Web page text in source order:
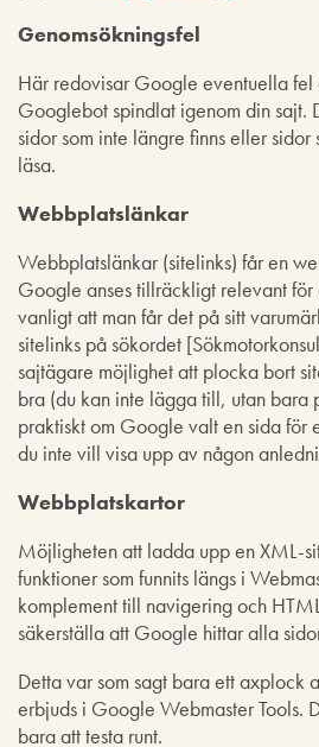
Genomsökningsfel
Här redovisar Google eventuella fel
Googlebot spindlat igenom din sajt.
sidor som inte längre finns eller
läsa.
Webbplatslänkar
Webbplatslänkar (sitelinks) får en
Google anses tillräckligt relevant för
vanligt att man får det på sitt
sitelinks på sökordet
sajtägare möjlighet att plocka bort
bra (du kan inte lägga till, utan bara
praktiskt om Google valt en sida för
du inte vill visa upp av någon
Webbplatskartor
Möjligheten att ladda upp en XML-
funktioner som funnits längs i
komplement till navigering och
säkerställa att Google hittar alla
Detta var som sagt bara ett axplock
erbjuds i Google Webmaster Tools.
bara att testa runt.